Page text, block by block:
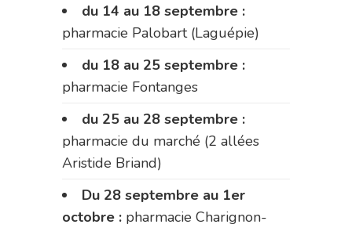
du 14 au 18 septembre :
pharmacie Palobart (Laguépie)
du 18 au 25 septembre :
pharmacie Fontanges
du 25 au 28 septembre :
pharmacie du marché (2 allées
Aristide Briand)
Du 28 septembre au 1er
octobre : pharmacie Charignon-